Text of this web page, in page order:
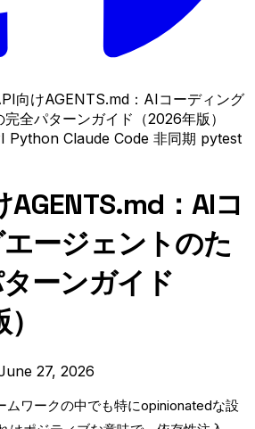
向けAGENTS.md：AIコーディング
全パターンガイド（2026年版）
Python Claude Code 非同期 pytest
AGENTS.md：AIコ
ージェントのた
ーンガイド
27, 2026
ムワークの中でも特にopinionatedな設